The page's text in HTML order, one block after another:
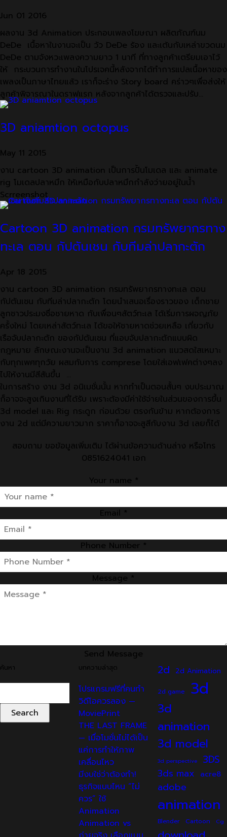
Jun 01 2016
ผลงาน 3d Animation ประกอบเพลงโฆษณา ผลิตภัณฑ์นม
DeDe เนื้อหาในงานจะเป็น วัว DeDe ร้อง และเต้นกับเหล่าขวดนม
DeDe ตามจังหวะเพลงความยาว 1 นาที ที่ทางลูกค้าเตรียมเอาไว้
ให้ กระบวนการทำงานในโปรเจคนี้หลังจากได้ทำการแปลเนื้อหาของ
เพลงเป็นภาษาไทยแล้ว เราก็จะร่าง Story board คร่าวๆเพื่อส่งให้
ลูกค้าพิจารณาในดราฟแรก หลังจากลูกค้าได้ตรวจและปรับ…
3D aniamtion octopus
May 11 2015
งาน cartoon 3D animation เป็นการปั้นโมเดล และ animate
rig โมเดลปลาหมึก ให้เหมือกับปลาหมึกกำลังว่ายอยู่ในน้ำ
Scrreenshot
Cartoon 3D animation กรมทรัพยากรทาง
ทะเล ตอน กัปตันเชน กับทีมล่าปลากะตัก
Apr 18 2015
งาน cartoon 3D animation กรมทรัพยากรทางทะเล ตอน
กัปตันเชน กับทีมล่าปลากะตัก โดยนำเสนอเรื่องราวของ เด็กชาย
ลูกชาวประมงชื่อชายหาด กับเพื่อนๆสัตว์ทะเล ได้เริ่มการผจญภัย
ครั้งใหม่ โดยเหล่าสัตว์ทะเล ได้ขอให้ชายหาดช่วยเหลือ เกี่ยวกับ
เรือจับปลากะตัก ของกัปตันเชน ที่แอบจับปลากะตักแบบผิด
กฎหมาย ลักษณะงานจะเป็นงาน 3d animation แนวสดใสเหมาะ
กับทุกเพศทุกวัย ผสมกับการ comprese โดยใส่เอฟเฟคต่างๆลง
ไปให้งานมีสีสันขึ้น …
ในการสร้าง งาน 3d อนิเมชั่นนั้น หากทำเป็นตอนสั้นๆ งบประมาณ
ก็อาจจะสูงเกินงานที่ได้รับ เพราะต้องมีค่าใช้จ่ายในส่วนของการขึ้น
3d model และ Rig กระดูก ก่อนด้วย ตรงกันข้าม หากต้องการ
งาน 2d แต่มีความยาวมาก ราคาก็อาจจะสูสีกับงาน 3d เลยก็ได้
สอบถาม ขอข้อมูลเพิ่มเติม ได้ผ่านข้อความด้านล่าง หรือโทร
0851624041 เอก
Your name *
Email *
Phone Number *
Message *
Send Message
ค้นหา
for:
บทความล่าสุด
โปรแกรมฟรีที่คนทำ
วิดีโอควรลอง —
MoviePrint
THE LAST FRAME
— เมื่อโมชั่นไม่ได้เป็น
แค่การทำให้ภาพ
เคลื่อนไหว
มีงบใช่ว่าต้องทำ!
ธุรกิจแบบไหน “ไม่
ควร” ใช้
Animation
Animation vs
2d 2d Animation
2d game 3d
3d
animation
3d model
3d perspective 3DS
3ds max acre8
adobe
animation
Blender Cartoon Cg